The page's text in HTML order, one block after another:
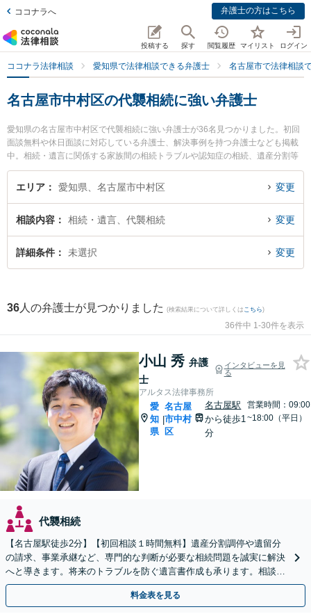
ココナラへ 弁護士の方はこちら
投稿する 探す 閲覧履歴 マイリスト ログイン
ココナラ法律相談 愛知県で法律相談できる弁護士 名古屋市で法律相談
名古屋市中村区の代襲相続に強い弁護士
愛知県の名古屋市中村区で代襲相続に強い弁護士が36名見つかりました。初回
面談無料や休日面談に対応している弁護士、解決事例を持つ弁護士なども掲載
中。相続・遺言に関係する家族間の相続トラブルや認知症の相続、遺産分割等
の細かな分野での絞り込み検索もでき便利です。特にアルタス法律事務所の小
山 秀弁護士やネクスパート法律事務所 名古屋オフィスの柴田 直哉弁護士、永
ブルを今すぐに弁護士に相談したい』『代襲相続のトラブル解決の実績豊富な
近くの弁護士を検索したい』『初回相談無料で代襲相続を法律相談できる名古
屋市中村区内の弁護士に相談予約したい』などでお困りの相談者さんにおすす
エリア 愛知県、名古屋市中村区 変更
相談内容 相続・遺言、代襲相続 変更
詳細条件 未選択 変更
36 人の弁護士が見つかりました (検索結果について詳しくは こちら)
36件中 1-30件を表示
小山 秀 弁護
士
インタビューを見
る
アルタス法律事務所
愛
知
県
|
名古屋
市中村
区
名古屋駅
から徒歩1
分
営業時間：09:00
~18:00（平日）
代襲相続
【名古屋駅徒歩2分】【初回相談１時間無料】遺産分割調停や遺留分
の請求、事業承継など、専門的な判断が必要な相続問題を誠実に解決
へと導きます。将来のトラブルを防ぐ遺言書作成も承ります。相談し
て良かったとのお声あり。まずは一度ご相談ください。
料金表を見る